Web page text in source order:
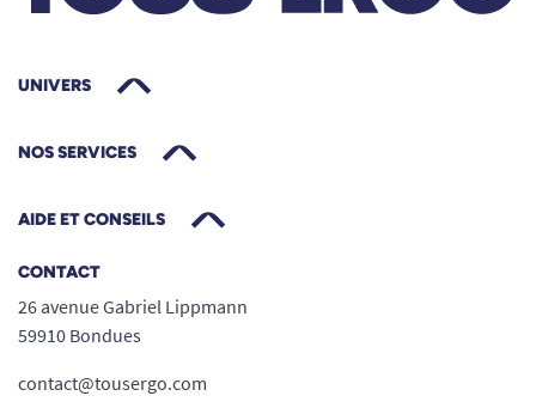
UNIVERS
NOS SERVICES
AIDE ET CONSEILS
CONTACT
26 avenue Gabriel Lippmann
59910 Bondues
contact@tousergo.com